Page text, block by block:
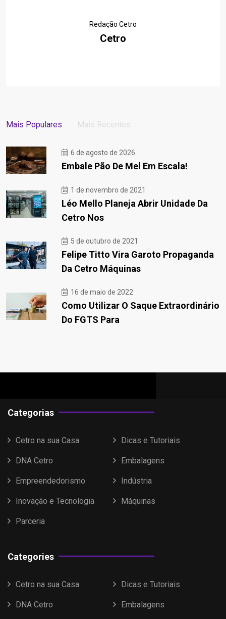
Redação Cetro
Cetro
Mais Populares Mais Recentes
6 de agosto de 2026
Embale Pão De Mel Em Escala!
1 de novembro de 2021
Léo Mello Planeja Abrir Unidade Da
Cetro Nos
5 de outubro de 2021
Felipe Titto Vira Garoto Propaganda
Da Cetro Máquinas
16 de maio de 2022
Como Utilizar O Saque Extraordinário
Do FGTS Para
Categorias
Cetro na sua Casa Dicas e Tutoriais
DNA Cetro Embalagens
Empreendedorismo Indústria
Inovação e Tecnologia Máquinas
Parceria
Categories
Cetro na sua Casa Dicas e Tutoriais
DNA Cetro Embalagens